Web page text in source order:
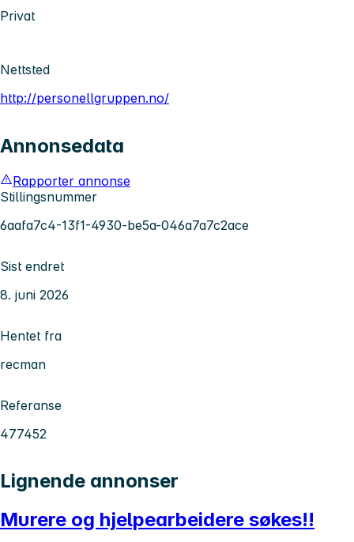
Privat
Nettsted
http://personellgruppen.no/
Annonsedata
Rapporter annonse
Stillingsnummer
6aafa7c4-13f1-4930-be5a-046a7a7c2ace
Sist endret
8. juni 2026
Hentet fra
recman
Referanse
477452
Lignende annonser
Murere og hjelpearbeidere søkes!!